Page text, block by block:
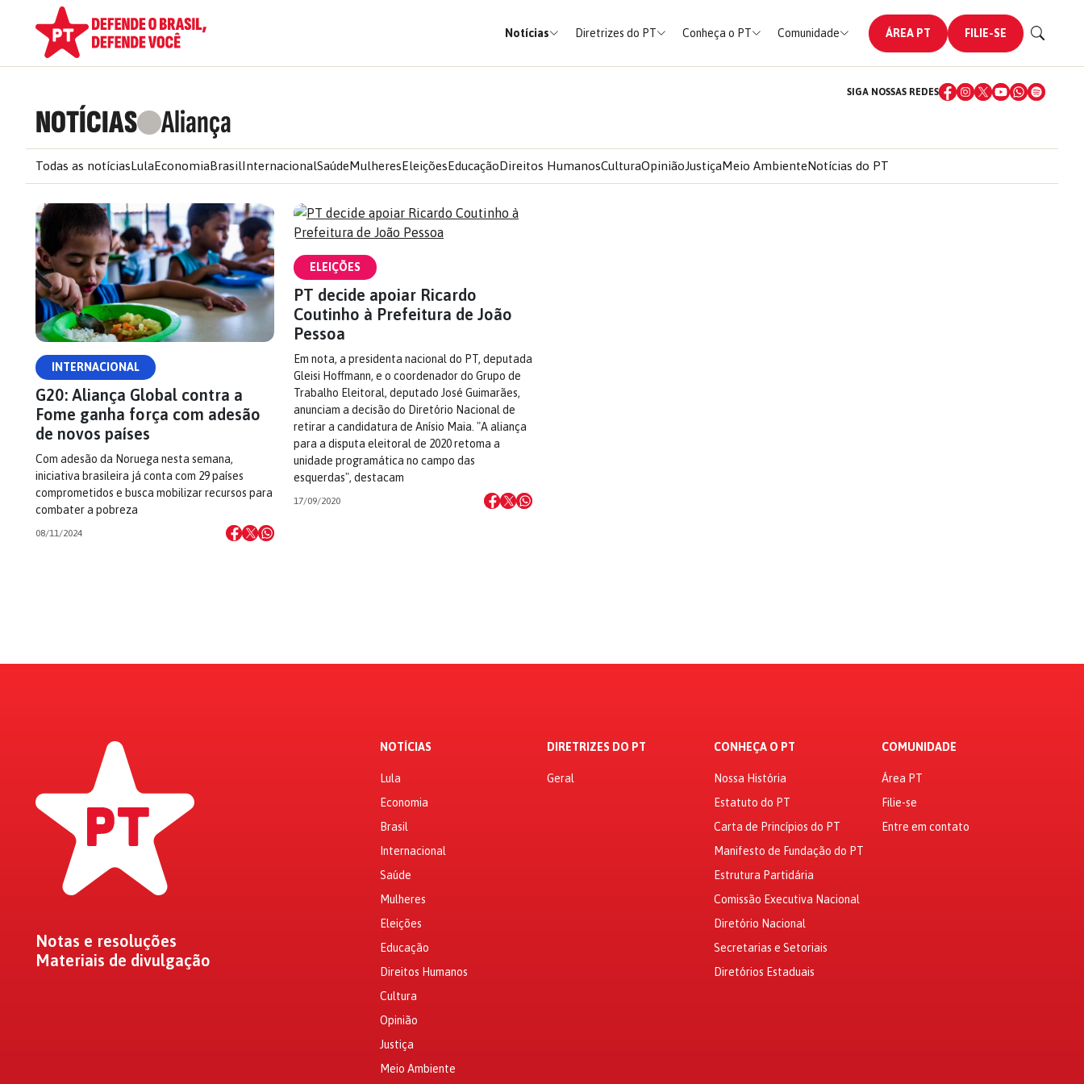
Notícias Diretrizes do PT Conheça o PT Comunidade ÁREA PT FILIE-SE
NOTÍCIAS Aliança
SIGA NOSSAS REDES
Todas as notíciasLulaEconomiaBrasilInternacionalSaúdeMulheresEleiçõesEducaçãoDireitos HumanosCulturaOpiniãoJustiçaMeio AmbienteNotícias do PT
INTERNACIONAL
G20: Aliança Global contra a
Fome ganha força com adesão
de novos países
Com adesão da Noruega nesta semana,
iniciativa brasileira já conta com 29 países
comprometidos e busca mobilizar recursos para
combater a pobreza
08/11/2024
ELEIÇÕES
PT decide apoiar Ricardo
Coutinho à Prefeitura de João
Pessoa
Em nota, a presidenta nacional do PT, deputada
Gleisi Hoffmann, e o coordenador do Grupo de
Trabalho Eleitoral, deputado José Guimarães,
anunciam a decisão do Diretório Nacional de
retirar a candidatura de Anísio Maia. "A aliança
para a disputa eleitoral de 2020 retoma a
unidade programática no campo das
esquerdas", destacam
17/09/2020
Notas e resoluções
Materiais de divulgação
NOTÍCIAS
Lula
Economia
Brasil
Internacional
Saúde
Mulheres
Eleições
Educação
Direitos Humanos
Cultura
Opinião
Justiça
Meio Ambiente
DIRETRIZES DO PT
Geral
CONHEÇA O PT
Nossa História
Estatuto do PT
Carta de Princípios do PT
Manifesto de Fundação do PT
Estrutura Partidária
Comissão Executiva Nacional
Diretório Nacional
Secretarias e Setoriais
Diretórios Estaduais
COMUNIDADE
Área PT
Filie-se
Entre em contato